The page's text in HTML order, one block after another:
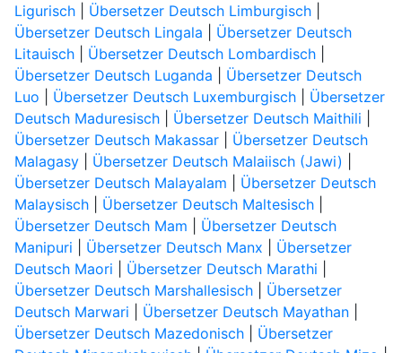
Ligurisch| Übersetzer Deutsch Limburgisch|
Übersetzer Deutsch Lingala
Übersetzer Deutsch
Litauisch| Übersetzer Deutsch Lombardisch|
Übersetzer Deutsch Luganda
Übersetzer Deutsch
Luo
Übersetzer Deutsch Luxemburgisch| Übersetzer
Deutsch Maduresisch| Übersetzer Deutsch Maithili
Übersetzer Deutsch Makassar| Übersetzer Deutsch
Malagasy| Übersetzer Deutsch Malaiisch (Jawi)
Übersetzer Deutsch Malayalam
Übersetzer Deutsch
Malaysisch| Übersetzer Deutsch Maltesisch|
Übersetzer Deutsch Mam
Übersetzer Deutsch
Manipuri
Übersetzer Deutsch Manx
Übersetzer
Deutsch Maori
Übersetzer Deutsch Marathi
Übersetzer Deutsch Marshallesisch| Übersetzer
Deutsch Marwari
Übersetzer Deutsch Mayathan|
Übersetzer Deutsch Mazedonisch| Übersetzer